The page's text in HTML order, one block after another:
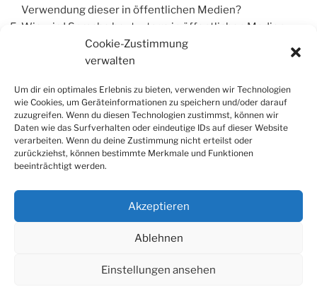
Cookie-Zustimmung
verwalten
Um dir ein optimales Erlebnis zu bieten, verwenden wir Technologien
wie Cookies, um Geräteinformationen zu speichern und/oder darauf
zuzugreifen. Wenn du diesen Technologien zustimmst, können wir
Daten wie das Surfverhalten oder eindeutige IDs auf dieser Website
verarbeiten. Wenn du deine Zustimmung nicht erteilst oder
zurückziehst, können bestimmte Merkmale und Funktionen
beeinträchtigt werden.
Akzeptieren
Ablehnen
Einstellungen ansehen
Verwendung dieser in öffentlichen Medien?
Wie wird Sprache heutzutage in öffentlichen Medien
instrumentalisiert? Sehen Sie Parallelen zu damals?
Kraus geht davon aus, dass ein mangelnder
Moral einhergeht. Misst Kraus der Ästhetik oder der
Moral einen höheren Wert bei?
Halten Sie Kraus‘ Sprachkritik für gerechtfertigt?
Datenschutzerklärung
Cookie-
(EU)